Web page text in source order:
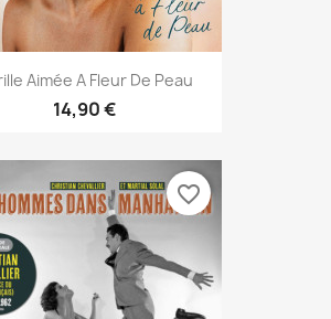
Aimée A Fleur De Peau
14,90 €
favorite_border